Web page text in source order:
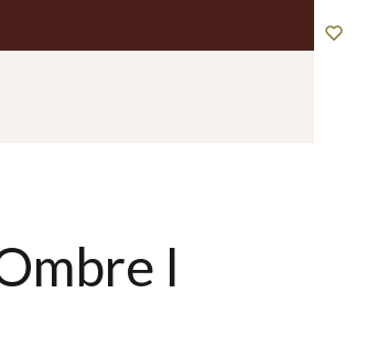
0. Zobacz szczegóły
I